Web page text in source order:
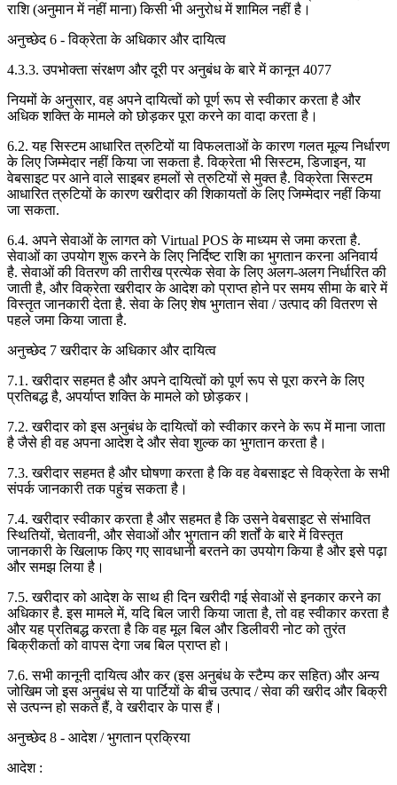
राशि (अनुमान में नहीं माना) किसी भी अनुरोध में शामिल नहीं है।
अनुच्छेद 6 - विक्रेता के अधिकार और दायित्व
4.3.3. उपभोक्ता संरक्षण और दूरी पर अनुबंध के बारे में कानून 4077
नियमों के अनुसार, वह अपने दायित्वों को पूर्ण रूप से स्वीकार करता है और
अधिक शक्ति के मामले को छोड़कर पूरा करने का वादा करता है।
6.2. यह सिस्टम आधारित त्रुटियों या विफलताओं के कारण गलत मूल्य निर्धारण
के लिए जिम्मेदार नहीं किया जा सकता है. विक्रेता भी सिस्टम, डिजाइन, या
वेबसाइट पर आने वाले साइबर हमलों से त्रुटियों से मुक्त है. विक्रेता सिस्टम
आधारित त्रुटियों के कारण खरीदार की शिकायतों के लिए जिम्मेदार नहीं किया
जा सकता.
6.4. अपने सेवाओं के लागत को Virtual POS के माध्यम से जमा करता है.
सेवाओं का उपयोग शुरू करने के लिए निर्दिष्ट राशि का भुगतान करना अनिवार्य
है. सेवाओं की वितरण की तारीख प्रत्येक सेवा के लिए अलग-अलग निर्धारित की
जाती है, और विक्रेता खरीदार के आदेश को प्राप्त होने पर समय सीमा के बारे में
विस्तृत जानकारी देता है. सेवा के लिए शेष भुगतान सेवा / उत्पाद की वितरण से
पहले जमा किया जाता है.
अनुच्छेद 7 खरीदार के अधिकार और दायित्व
7.1. खरीदार सहमत है और अपने दायित्वों को पूर्ण रूप से पूरा करने के लिए
प्रतिबद्ध है, अपर्याप्त शक्ति के मामले को छोड़कर।
7.2. खरीदार को इस अनुबंध के दायित्वों को स्वीकार करने के रूप में माना जाता
है जैसे ही वह अपना आदेश दे और सेवा शुल्क का भुगतान करता है।
7.3. खरीदार सहमत है और घोषणा करता है कि वह वेबसाइट से विक्रेता के सभी
संपर्क जानकारी तक पहुंच सकता है।
7.4. खरीदार स्वीकार करता है और सहमत है कि उसने वेबसाइट से संभावित
स्थितियों, चेतावनी, और सेवाओं और भुगतान की शर्तों के बारे में विस्तृत
जानकारी के खिलाफ किए गए सावधानी बरतने का उपयोग किया है और इसे पढ़ा
और समझ लिया है।
7.5. खरीदार को आदेश के साथ ही दिन खरीदी गई सेवाओं से इनकार करने का
अधिकार है. इस मामले में, यदि बिल जारी किया जाता है, तो वह स्वीकार करता है
और यह प्रतिबद्ध करता है कि वह मूल बिल और डिलीवरी नोट को तुरंत
बिक्रीकर्ता को वापस देगा जब बिल प्राप्त हो।
7.6. सभी कानूनी दायित्व और कर (इस अनुबंध के स्टैम्प कर सहित) और अन्य
जोखिम जो इस अनुबंध से या पार्टियों के बीच उत्पाद / सेवा की खरीद और बिक्री
से उत्पन्न हो सकते हैं, वे खरीदार के पास हैं।
अनुच्छेद 8 - आदेश / भुगतान प्रक्रिया
आदेश :